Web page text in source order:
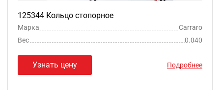
125344 Кольцо стопорное
Марка
Carraro
Вес
0.040
Узнать цену Подробнее